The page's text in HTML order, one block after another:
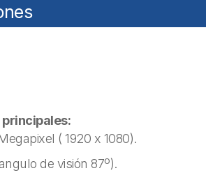
( 1920 x 1080).
de visión 87º).